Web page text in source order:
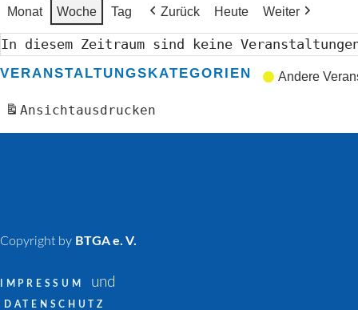
Monat Woche Tag Zurück Heute Weiter
In diesem Zeitraum sind keine
VERANSTALTUNGSKATEGORIEN Andere
Ansichtausdrucken
Copyright by BTGA e. V.
IMPRESSUM und
DATENSCHUTZ